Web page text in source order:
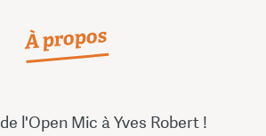
À propos
l'Open Mic à Yves Robert !